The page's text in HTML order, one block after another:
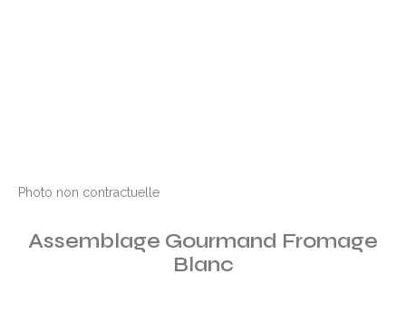
Photo non contractuelle
Assemblage Gourmand Fromage
Blanc